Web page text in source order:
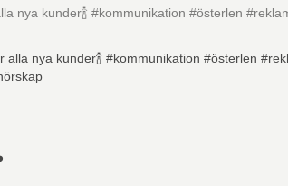
nya kunder🍾 #kommunikation #österlen